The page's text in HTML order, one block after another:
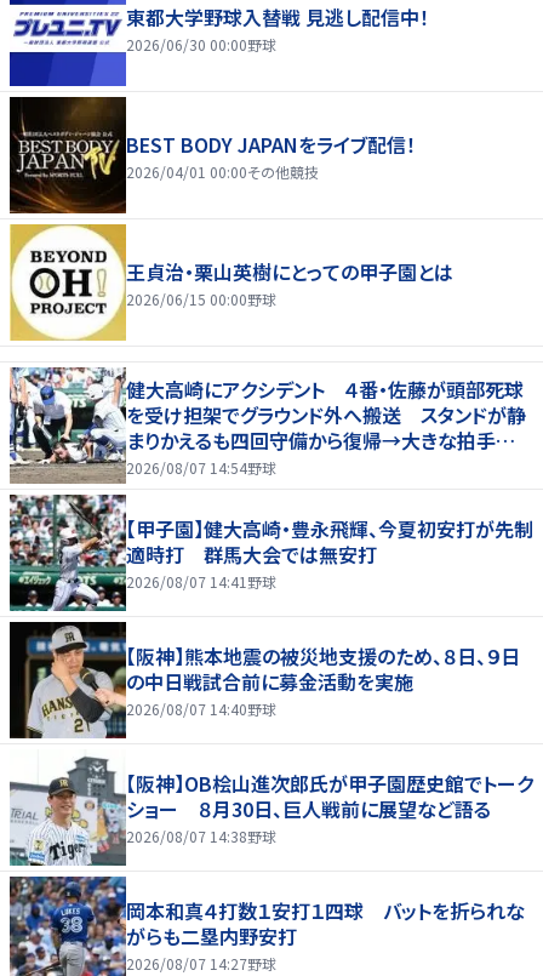
東都大学野球入替戦 見逃し配信中！
2026/06/30 00:00野球
BEST BODY JAPANをライブ配信！
2026/04/01 00:00その他競技
王貞治・栗山英樹にとっての甲子園とは
2026/06/15 00:00野球
健大高崎にアクシデント ４番・佐藤が頭部死球
を受け担架でグラウンド外へ搬送 スタンドが静
まりかえるも四回守備から復帰→大きな拍手
五回に一挙６点
2026/08/07 14:54野球
【甲子園】健大高崎・豊永飛輝、今夏初安打が先制
適時打 群馬大会では無安打
2026/08/07 14:41 野球
【阪神】熊本地震の被災地支援のため、８日、９日
の中日戦試合前に募金活動を実施
2026/08/07 14:40野球
【阪神】OB桧山進次郎氏が甲子園歴史館でトーク
ショー ８月30日、巨人戦前に展望など語る
2026/08/07 14:38野球
岡本和真４打数１安打１四球 バットを折られな
がらも二塁内野安打
2026/08/07 14:27野球